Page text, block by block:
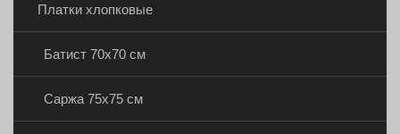
Платки хлопковые
Батист 70х70 см
Саржа 75х75 см